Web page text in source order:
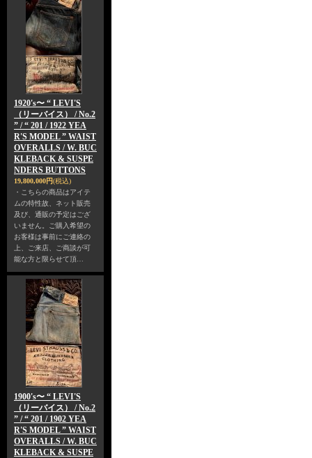
1920's〜 “ LEVI'S
（リーバイス） / No.2
” / “ 201 / 1922 YEA
R'S MODEL ” WAIST
OVERALLS / W. BUC
KLEBACK & SUSPE
NDERS BUTTONS
19,800,000円(税込)
・こちらの商品はアイテ
ムの特性故、ネット販売
及び、通販の予定はござ
いません。ご購入希望の
お客様は事前にご連絡の
上、ご来店、ご商談が可
能な方と限らせて頂…
1900's〜 “ LEVI'S
（リーバイス） / No.2
” / “ 201 / 1902 YEA
R'S MODEL ” WAIST
OVERALLS / W. BUC
KLEBACK & SUSPE